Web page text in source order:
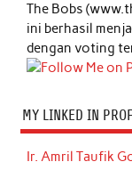
The Bobs
ini berhasil
dengan voting
MY LINKED IN
Ir. Amril Taufik